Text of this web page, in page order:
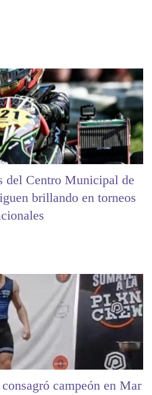
del Centro Municipal de
brillando en torneos
campeón en Mar